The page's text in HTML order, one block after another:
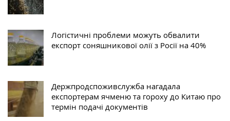
Логістичні проблеми можуть обвалити
експорт соняшникової олії з Росії на 40%
Держпродспоживслужба нагадала
експортерам ячменю та гороху до Китаю про
термін подачі документів